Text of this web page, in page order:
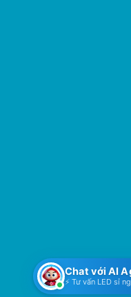
Chat với AI
⚡ Tư vấn LED sỉ